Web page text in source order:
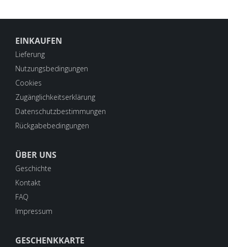
EINKAUFEN
Lieferung
Nutzungsbedingungen
Cookies
Zugänglichkeitserklärung
Datenschutzbestimmungen
Rückgabebedingungen
ÜBER UNS
Geschichte
Kontakt
FAQ
Impressum
GESCHENKKARTE